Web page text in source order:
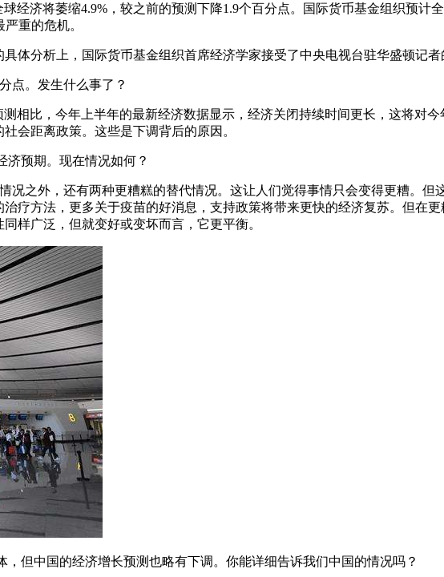
经济将萎缩4.9%，较之前的预测下降1.9个百分点。国际货币基金组织预计
重的危机。
体分析上，国际货币基金组织首席经济学家接受了中央电视台驻华盛顿记者
点。发生什么事了？
相比，今年上半年的最新经济数据显示，经济关闭持续时间更长，这将对
会距离政策。这些是下调背后的原因。
济预期。现在情况如何？
况之外，还有两种更糟糕的替代情况。这让人们觉得事情只会变得更糟。但
疗方法，更多关于疫苗的好消息，支持政策将带来更快的经济复苏。但在
样广泛，但就变好或变坏而言，它更平衡。
但中国的经济增长预测也略有下调。你能详细告诉我们中国的情况吗？